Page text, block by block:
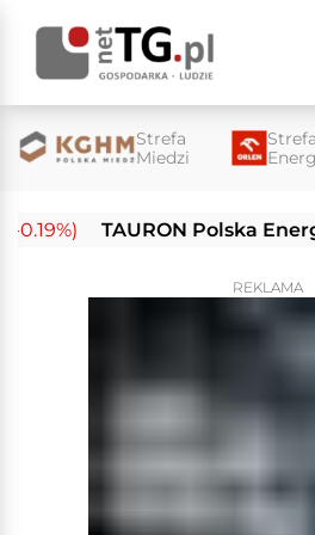
Strefa
Miedzi
Strefa
TAURON Polska Energia
REKLAMA